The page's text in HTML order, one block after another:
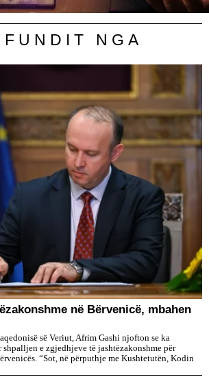
NGA
në Bërvenicë, mbahen
së Veriut, Afrim Gashi njofton se ka
e zgjedhjeve të jashtëzakonshme për
“Sot, në përputhje me Kushtetutën, Kodin